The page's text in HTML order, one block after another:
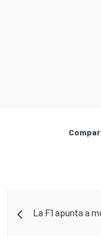
La F1 apunta a